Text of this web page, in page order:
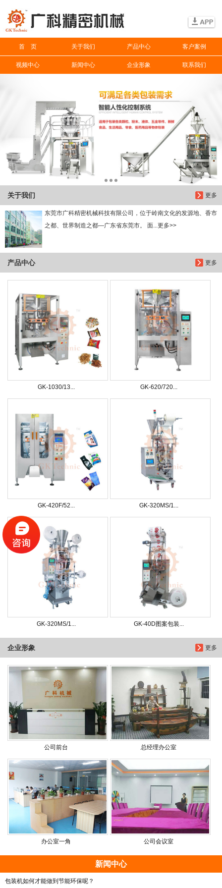
首 页 关于我们 产品中心 客户案例
视频中心 新闻中心 企业形象 联系我们
更多
关于我们
东莞市广科精密机械科技有限公司，位于岭南文化的发源地、香市
之都、世界制造之都—广东省东莞市。 面...更多>>
更多
产品中心
GK-1030/13... GK-620/720...
GK-420F/52... GK-320MS/1...
GK-320MS/1... GK-40D图案包装...
更多
企业形象
公司前台 总经理办公室
办公室一角 公司会议室
新闻中心
包装机如何才能做到节能环保呢？
信息搜索